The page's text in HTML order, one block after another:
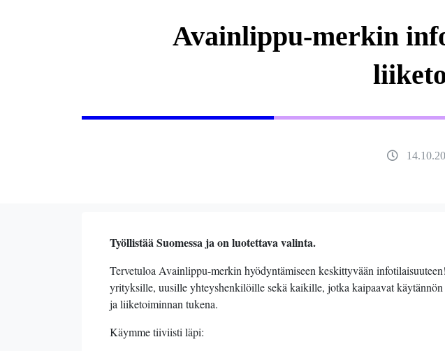
Avainlippu-merkin
Työllistää Suomessa ja on luotettava valinta.
Tervetuloa Avainlippu-merkin hyödyntämiseen keskittyvään
yrityksille, uusille yhteyshenkilöille sekä kaikille, jotka kaipaavat
ja liiketoiminnan tukena.
Käymme tiiviisti läpi: